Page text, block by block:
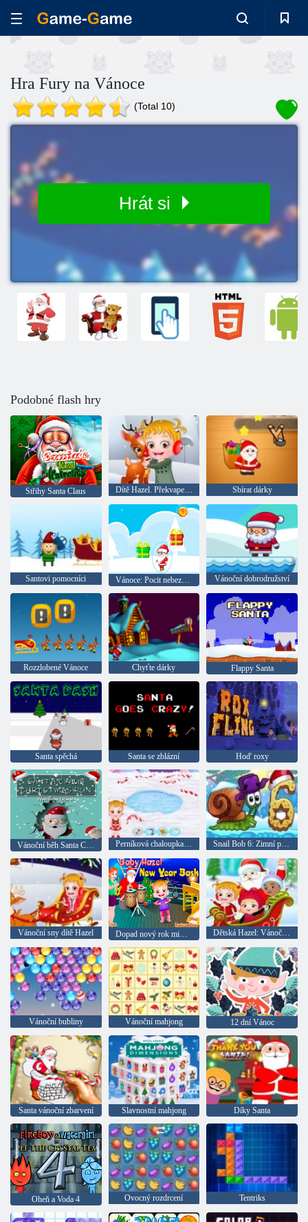
Hra Fury na Vánoce
(Total 10)
Hrát si
Podobné flash hry
Střihy Santa Claus Dítě Hazel. Překvapení z jelena Sbírat dárky
Santovi pomocníci Vánoce: Pocit nebezpečí Vánoční dobrodružství
Rozzlobené Vánoce Chyťte dárky Flappy Santa
Santa spěchá Santa se zblázní Hoď roxy
Perníková chaloupka dítě Hazel Snail Bob 6: Zimní příběh
Vánoční sny dítě Hazel Dopad nový rok miminko Hazel Dětská Hazel: Vánoční překvapení
Vánoční bubliny Vánoční mahjong 12 dní Vánoc
Santa vánoční zbarvení Slavnostní mahjong Díky Santa
Oheň a Voda 4 Ovocný rozdrcení Tentriks